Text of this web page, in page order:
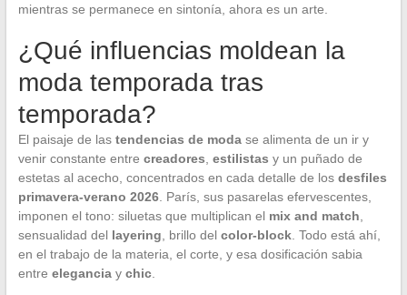
mientras se permanece en sintonía, ahora es un arte.
¿Qué influencias moldean la
moda temporada tras
temporada?
El paisaje de las tendencias de modase alimenta de un ir y
venir constante entre creadores estilistas y un puñado de
estetas al acecho, concentrados en cada detalle de los desfiles
primavera-verano 2026. París, sus pasarelas efervescentes,
imponen el tono: siluetas que multiplican el mix and match
sensualidad del layering , brillo del color-block. Todo está ahí,
en el trabajo de la materia, el corte, y esa dosificación sabia
entre eleganciay chic.